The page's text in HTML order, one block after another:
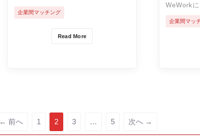
Read More
企業間マッチング
WeWork
企業間マッ
← 前へ 1 2 3 … 5 次へ →